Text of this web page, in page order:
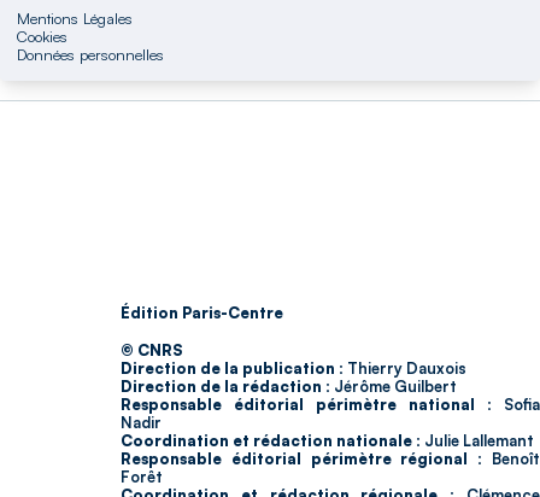
Mentions Légales
Cookies
Données personnelles
Édition Paris-Centre
© CNRS
Direction de la publication : Thierry Dauxois
Direction de la rédaction : Jérôme Guilbert
Responsable éditorial périmètre national : Sofia
Nadir
Coordination et rédaction nationale : Julie Lallemant
Responsable éditorial périmètre régional : Benoît
Forêt